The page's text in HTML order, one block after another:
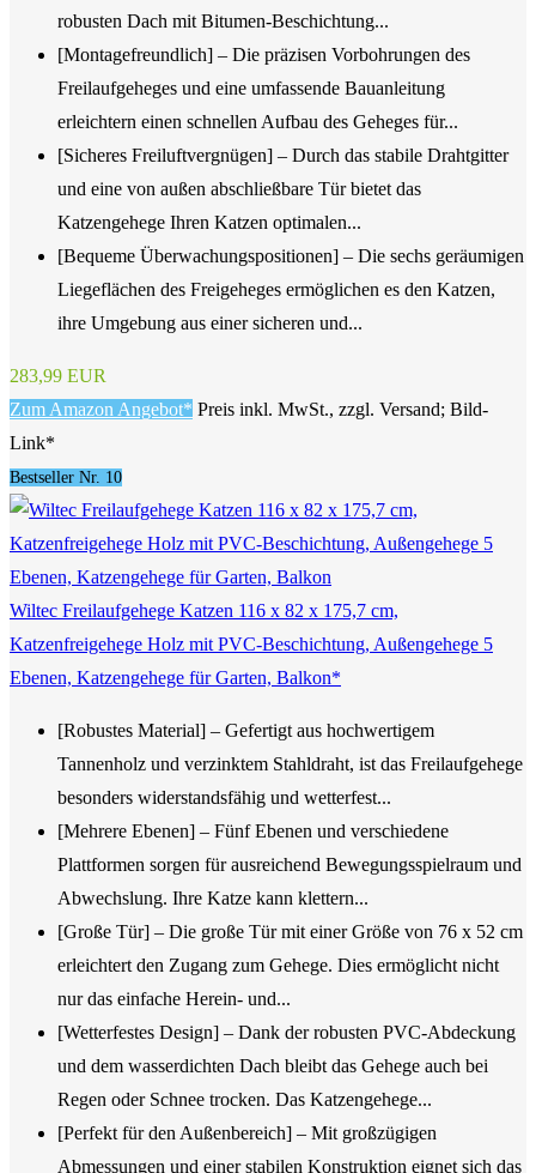
robusten Dach mit Bitumen-Beschichtung...
[Montagefreundlich] – Die präzisen Vorbohrungen des
Freilaufgeheges und eine umfassende Bauanleitung
erleichtern einen schnellen Aufbau des Geheges für...
[Sicheres Freiluftvergnügen] – Durch das stabile Drahtgitter
und eine von außen abschließbare Tür bietet das
Katzengehege Ihren Katzen optimalen...
[Bequeme Überwachungspositionen] – Die sechs geräumigen
Liegeflächen des Freigeheges ermöglichen es den Katzen,
ihre Umgebung aus einer sicheren und...
283,99 EUR
Zum Amazon Angebot* Preis inkl. MwSt., zzgl. Versand; Bild-
Link*
Bestseller Nr. 10
Wiltec Freilaufgehege Katzen 116 x 82 x 175,7 cm,
Katzenfreigehege Holz mit PVC-Beschichtung, Außengehege 5
Ebenen, Katzengehege für Garten, Balkon*
[Robustes Material] – Gefertigt aus hochwertigem
Tannenholz und verzinktem Stahldraht, ist das Freilaufgehege
besonders widerstandsfähig und wetterfest...
[Mehrere Ebenen] – Fünf Ebenen und verschiedene
Plattformen sorgen für ausreichend Bewegungsspielraum und
Abwechslung. Ihre Katze kann klettern...
[Große Tür] – Die große Tür mit einer Größe von 76 x 52 cm
erleichtert den Zugang zum Gehege. Dies ermöglicht nicht
nur das einfache Herein- und...
[Wetterfestes Design] – Dank der robusten PVC-Abdeckung
und dem wasserdichten Dach bleibt das Gehege auch bei
Regen oder Schnee trocken. Das Katzengehege...
[Perfekt für den Außenbereich] – Mit großzügigen
Abmessungen und einer stabilen Konstruktion eignet sich das